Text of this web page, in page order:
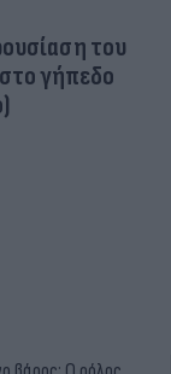
του
γήπεδο